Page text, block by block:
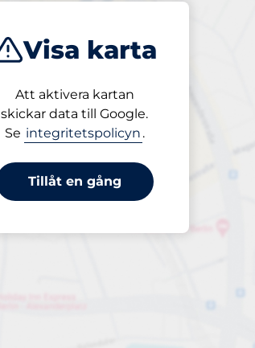
Visa karta
Att aktivera kartan
skickar data till Google.
Se integritetspolicyn .
Tillåt en gång